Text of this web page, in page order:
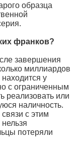
образца
франков?
завершения
миллиардов
у
с ограниченным
реализовать или
наличность.
с этим
потеряли